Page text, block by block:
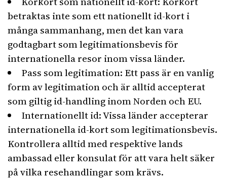
betraktas inte som ett nationellt id-kort i
många sammanhang, men det kan vara
godtagbart som legitimationsbevis för
internationella resor inom vissa länder.
Pass som legitimation: Ett pass är en vanlig
form av legitimation och är alltid accepterat
som giltig id-handling inom Norden och EU.
Internationellt id: Vissa länder accepterar
internationella id-kort som legitimationsbevis.
Kontrollera alltid med respektive lands
ambassad eller konsulat för att vara helt säker
på vilka resehandlingar som krävs.